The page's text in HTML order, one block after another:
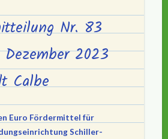
Nr. 83
2023
Calbe
Euro Fördermittel für
Schiller-